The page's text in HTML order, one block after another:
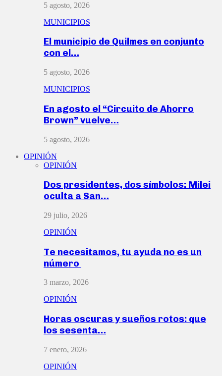
5 agosto, 2026
MUNICIPIOS
El municipio de Quilmes en conjunto
con el…
5 agosto, 2026
MUNICIPIOS
En agosto el “Circuito de Ahorro
Brown” vuelve…
5 agosto, 2026
OPINIÓN
OPINIÓN
Dos presidentes, dos símbolos: Milei
oculta a San…
29 julio, 2026
OPINIÓN
Te necesitamos, tu ayuda no es un
número
3 marzo, 2026
OPINIÓN
Horas oscuras y sueños rotos: que
los sesenta…
7 enero, 2026
OPINIÓN